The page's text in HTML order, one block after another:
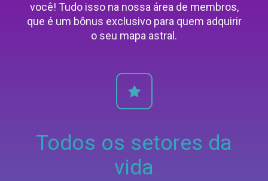
você! Tudo isso na nossa área de membros,
que é um bônus exclusivo para quem adquirir
o seu mapa astral.
Todos os setores da
vida